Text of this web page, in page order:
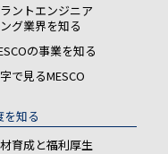
ントエンジニア
グ業界を知る
の事業を知る
で見るMESCO
を知る
育成と福利厚生